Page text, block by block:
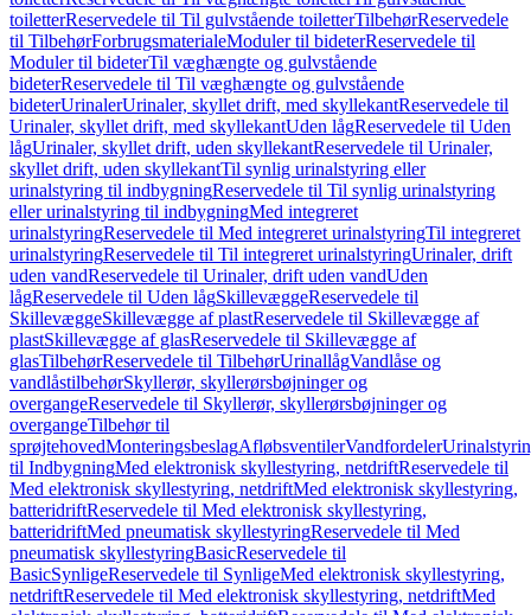
toiletterReservedele til Til gulvstående toiletterTilbehørReservedele
til TilbehørForbrugsmaterialeModuler til bideterReservedele til
Moduler til bideterTil væghængte og gulvstående
bideterReservedele til Til væghængte og gulvstående
bideterUrinalerUrinaler, skyllet drift, med skyllekantReservedele til
Urinaler, skyllet drift, med skyllekantUden lågReservedele til Uden
lågUrinaler, skyllet drift, uden skyllekantReservedele til Urinaler,
skyllet drift, uden skyllekantTil synlig urinalstyring eller
urinalstyring til indbygningReservedele til Til synlig urinalstyring
eller urinalstyring til indbygningMed integreret
urinalstyringReservedele til Med integreret urinalstyringTil integreret
urinalstyringReservedele til Til integreret urinalstyringUrinaler, drift
uden vandReservedele til Urinaler, drift uden vandUden
lågReservedele til Uden lågSkillevæggeReservedele til
SkillevæggeSkillevægge af plastReservedele til Skillevægge af
plastSkillevægge af glasReservedele til Skillevægge af
glasTilbehørReservedele til TilbehørUrinallågVandlåse og
vandlåstilbehørSkyllerør, skyllerørsbøjninger og
overgangeReservedele til Skyllerør, skyllerørsbøjninger og
overgangeTilbehør til
sprøjtehovedMonteringsbeslagAfløbsventilerVandfordeler
til IndbygningMed elektronisk skyllestyring, netdriftReservedele til
Med elektronisk skyllestyring, netdriftMed elektronisk skyllestyring,
batteridriftReservedele til Med elektronisk skyllestyring,
batteridriftMed pneumatisk skyllestyringReservedele til Med
pneumatisk skyllestyringBasicReservedele til
BasicSynligeReservedele til SynligeMed elektronisk skyllestyring,
netdriftReservedele til Med elektronisk skyllestyring, netdriftMed